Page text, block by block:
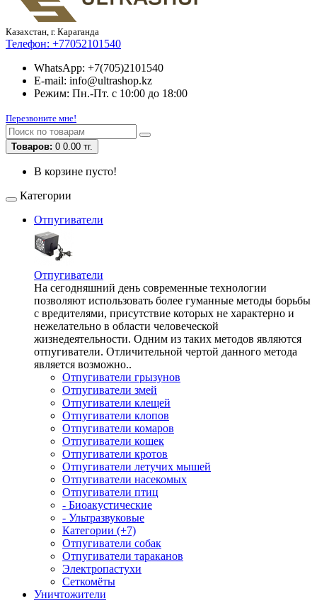
Казахстан, г. Караганда
Телефон: +77052101540
WhatsApp: +7(705)2101540
E-mail: info@ultrashop.kz
Режим: Пн.-Пт. с 10:00 до 18:00
Перезвоните мне!
Товаров: 0 0.00 тг.
В корзине пусто!
Категории
Отпугиватели
Отпугиватели
На сегодняшний день современные технологии
позволяют использовать более гуманные методы борьбы
с вредителями, присутствие которых не характерно и
нежелательно в области человеческой
жизнедеятельности. Одним из таких методов являются
отпугиватели. Отличительной чертой данного метода
является возможно..
Отпугиватели грызунов
Отпугиватели змей
Отпугиватели клещей
Отпугиватели клопов
Отпугиватели комаров
Отпугиватели кошек
Отпугиватели кротов
Отпугиватели летучих мышей
Отпугиватели насекомых
Отпугиватели птиц
- Биоакустические
- Ультразвуковые
Категории (+7)
Отпугиватели собак
Отпугиватели тараканов
Электропастухи
Сеткомёты
Уничтожители